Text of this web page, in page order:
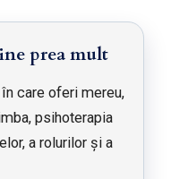
prea mult
care oferi mereu,
psihoterapia
a rolurilor și a